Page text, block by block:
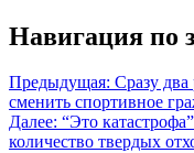
Навигация по
Предыдущая: Сразу
сменить спортивное
Далее: “Это
количество твердых